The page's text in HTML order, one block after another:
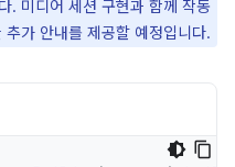
. 미디어 세션 구현과 함께 작동
추가 안내를 제공할 예정입니다.